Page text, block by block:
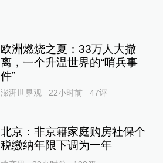
欧洲燃烧之夏：33万人大撤
离，一个升温世界的“哨兵事
件”
澎湃世界观 22小时前 47评
北京：非京籍家庭购房社保个
税缴纳年限下调为一年